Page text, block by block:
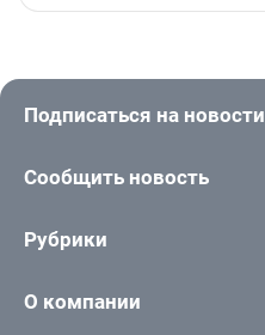
Подписаться на новости
Сообщить новость
Рубрики
О компании